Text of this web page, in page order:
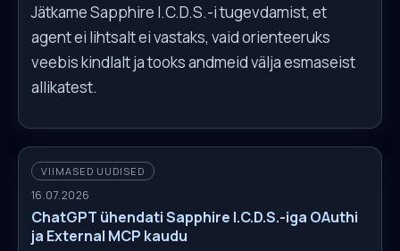
Jätkame Sapphire I.C.D.S.-i tugevdamist, et
agent ei lihtsalt ei vastaks, vaid orienteeruks
veebis kindlalt ja tooks andmeid välja esmaseist
allikatest.
VIIMASED UUDISED
16.07.2026
ChatGPT ühendati Sapphire I.C.D.S.-iga OAuthi
ja External MCP kaudu